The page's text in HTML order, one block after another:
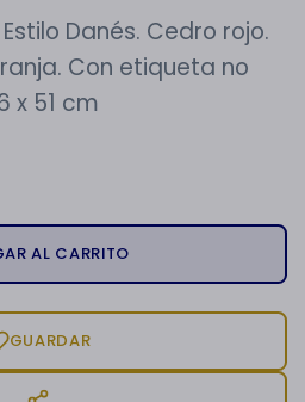
Danés. Cedro rojo.
Con etiqueta no
x 51 cm
AL CARRITO
GUARDAR